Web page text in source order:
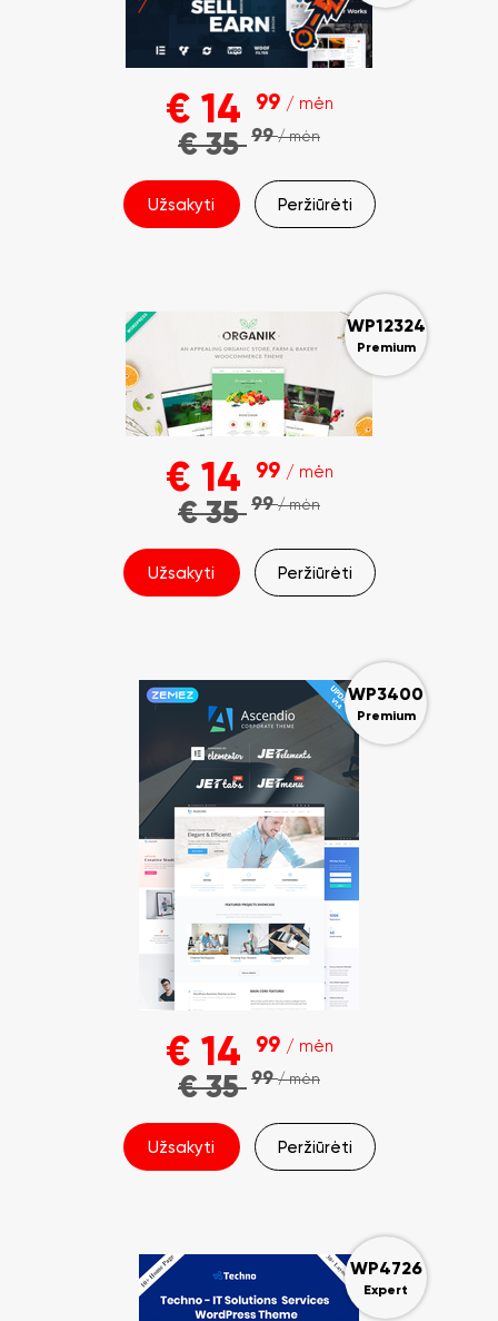
€ 14 99 / mėn
€35 99 / mėn
Užsakyti Peržiūrėti
WP12324
Premium
€ 14 99 / mėn
€35 99 / mėn
Užsakyti Peržiūrėti
WP3400
Premium
€ 14 99 / mėn
€35 99 / mėn
Užsakyti Peržiūrėti
WP4726
Expert